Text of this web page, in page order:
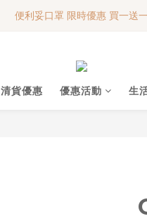
便利妥口罩 限時優惠 買一送一
便利妥口罩 限時優惠 買一送一
清貨優惠 優惠活動 生